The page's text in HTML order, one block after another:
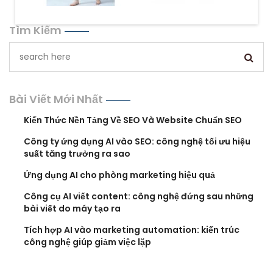
Tìm Kiếm
Bài Viết Mới Nhất
Kiến Thức Nền Tảng Về SEO Và Website Chuẩn SEO
Công ty ứng dụng AI vào SEO: công nghệ tối ưu hiệu
suất tăng trưởng ra sao
Ứng dụng AI cho phòng marketing hiệu quả
Công cụ AI viết content: công nghệ đứng sau những
bài viết do máy tạo ra
Tích hợp AI vào marketing automation: kiến trúc
công nghệ giúp giảm việc lặp